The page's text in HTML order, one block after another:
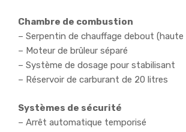
Chambre de combustion
– Serpentin de chauffage debout (haute
– Moteur de brûleur séparé
– Système de dosage pour stabilisant
– Réservoir de carburant de 20 litres
Systèmes de sécurité
– Arrêt automatique temporisé